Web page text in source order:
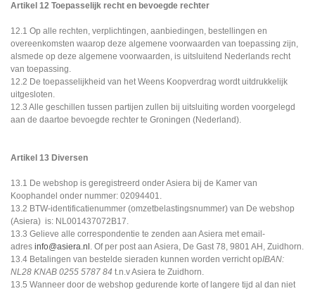
Artikel 12 Toepasselijk recht en bevoegde rechter
12.1 Op alle rechten, verplichtingen, aanbiedingen, bestellingen en
overeenkomsten waarop deze algemene voorwaarden van toepassing zijn,
alsmede op deze algemene voorwaarden, is uitsluitend Nederlands recht
van toepassing.
12.2 De toepasselijkheid van het Weens Koopverdrag wordt uitdrukkelijk
uitgesloten.
12.3 Alle geschillen tussen partijen zullen bij uitsluiting worden voorgelegd
aan de daartoe bevoegde rechter te Groningen (Nederland).
Artikel 13 Diversen
13.1 De webshop is geregistreerd onder Asiera bij de Kamer van
Koophandel onder nummer: 02094401.
13.2 BTW-identificatienummer (omzetbelastingsnummer) van De webshop
(Asiera) is: NL001437072B17.
13.3 Gelieve alle correspondentie te zenden aan Asiera met email-
adres info@asiera.nl . Of per post aan Asiera, De Gast 78, 9801 AH, Zuidhorn.
13.4 Betalingen van bestelde sieraden kunnen worden verricht opIBAN:
NL28 KNAB 0255 5787 84 t.n.v Asiera te Zuidhorn.
13.5 Wanneer door de webshop gedurende korte of langere tijd al dan niet